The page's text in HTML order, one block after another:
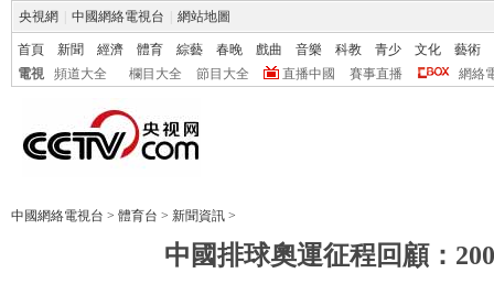
央視網 中國網絡電視台 網站地圖
首頁 新聞 經濟 體育 綜藝 春晚 戲曲 音樂 科教 青少 文化
藝術
電視
頻道大全 欄目大全 節目大全 直播中國 賽事直播 網絡
中國網絡電視台 > 體育台 > 新聞資訊 >
中國排球奧運征程回顧：